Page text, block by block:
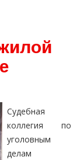
Судебная
коллегия по
уголовным
делам